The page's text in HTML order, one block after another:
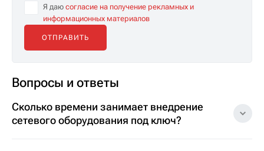
Я даю согласие на получение рекламных и
информационных материалов
Вопросы и ответы
Сколько времени занимает внедрение
сетевого оборудования под ключ?